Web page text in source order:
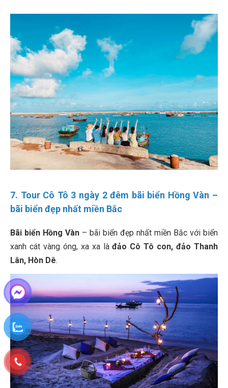
7. Tour Cô Tô 3 ngày 2 đêm bãi biển Hồng Vàn –
bãi biển đẹp nhất miền Bắc
Bãi biển Hồng Vàn – bãi biển đẹp nhất miền Bắc với biển
xanh cát vàng óng, xa xa làđảo Cô Tô con, đảo Thanh
Lân, Hòn Dê.